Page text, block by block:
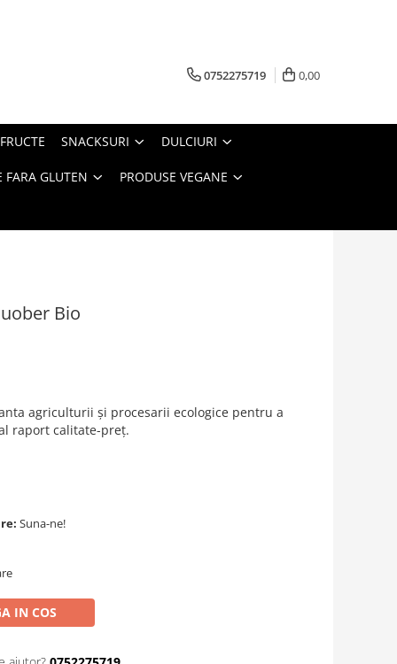
0752275719 0,00
SNACKSURI DULCIURI
FARA GLUTEN PRODUSE VEGANE
Bio
agriculturii și procesarii ecologice pentru a
raport calitate-preț.
Suna-ne!
IN COS